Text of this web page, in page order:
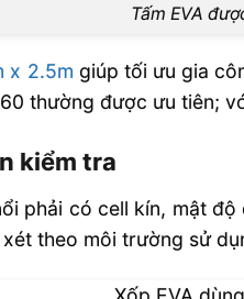
làm phao nổi thủy sản không?
cho phao nuôi trồng?
tấm EVA theo yêu cầu
Phao Nổi Nuôi Trồng
Tấm EVA
x 2.5m giúp tối ưu gia
thường được ưu tiên;
kiểm tra
phải có cell kín, mật
theo môi trường sử